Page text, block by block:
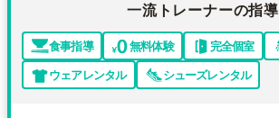
一流トレーナーの指導
食事指導 無料体験 完全個室
ウェアレンタル
シューズレンタル